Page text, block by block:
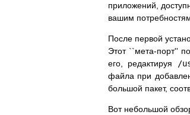
приложений,
вашим
После первой
Этот ``мета-порт''
его, редактируя
/
файла при
большой пакет,
Вот небольшой